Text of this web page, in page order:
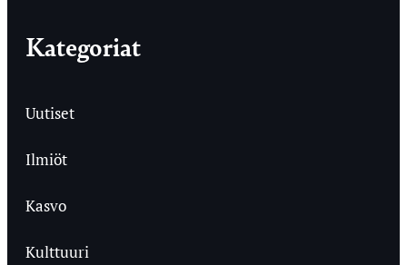
Kategoriat
Uutiset
Ilmiöt
Kasvo
Kulttuuri